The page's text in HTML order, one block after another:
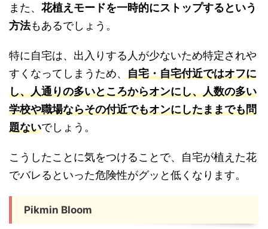
また、 花植えモードを一時的にストップするという
方法もあるでしょう。
特に自宅は、出入りする人が少ないため特定されや
すくなってしまうため、 自宅・自宅付近ではオフに
し、人通りの多いところからオンにし、人数の多い
学校や職場ならその付近でもオンにしたままでも問
題ないでしょう。
こうしたことに気をつけることで、自宅が植えた花
でバレるといった危険性がグッと低くなります。
Pikmin Bloom